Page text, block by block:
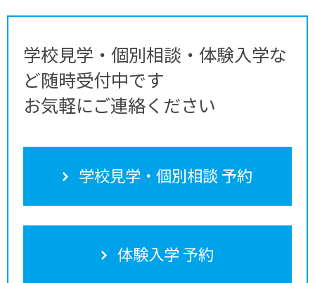
学校見学・個別相談・体験入学な
ど随時受付中です
お気軽にご連絡ください
学校見学・個別相談 予約
体験入学 予約